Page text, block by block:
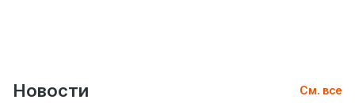
Новости См. все